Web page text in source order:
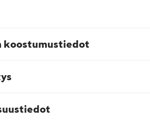
koostumustiedot